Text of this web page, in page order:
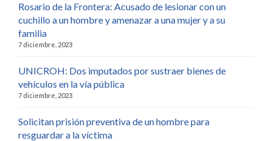
Rosario de la Frontera: Acusado de lesionar con un
cuchillo a un hombre y amenazar a una mujer y a su
familia
7 diciembre, 2023
UNICROH: Dos imputados por sustraer bienes de
vehículos en la vía pública
7 diciembre, 2023
Solicitan prisión preventiva de un hombre para
resguardar a la víctima